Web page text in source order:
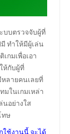
บบตรวจจับผู้ที่
ทำให้มีผู้เล่น
กมเพื่อเอา
ห้กับผู้ที่
หลายคนเลยที่
มในเกมเหล่า
อย่างใส
ทษ